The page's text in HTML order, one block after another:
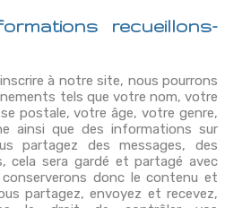
recueillons-
à notre site, nous pourrons
tels que votre nom, votre
postale, votre âge, votre genre,
ainsi que des informations sur
partagez des messages, des
cela sera gardé et partagé avec
donc le contenu et
partagez, envoyez et recevez,